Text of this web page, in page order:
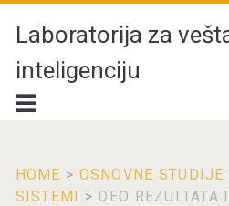
Laboratorija za
inteligenciju
HOME > OSNOVNE STUDIJE
SISTEMI > DEO